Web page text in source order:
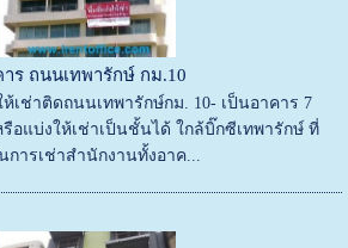
ร ถนนเทพารักษ์ กม.10
เช่าติดถนนเทพารักษ์กม. 10- เป็นอาคาร 7
อแบ่งให้เช่าเป็นชั้นได้ ใกล้บิ๊กซีเทพารักษ์ ที่
การเช่าสำนักงานทั้งอาค...